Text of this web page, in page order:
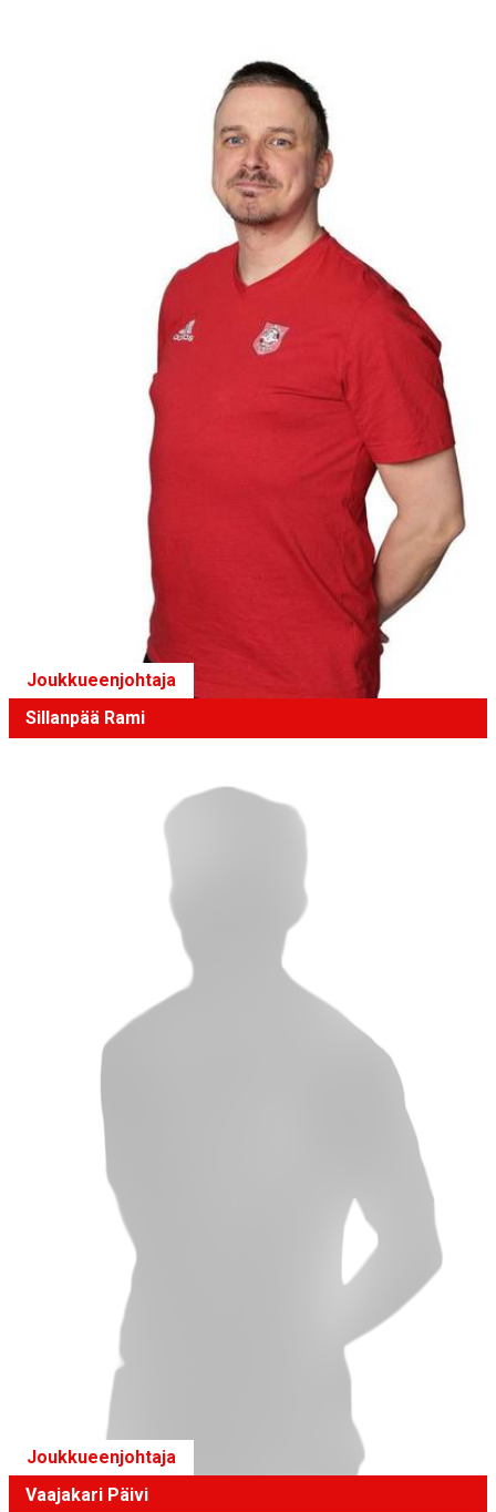
Joukkueenjohtaja
Sillanpää Rami
Joukkueenjohtaja
Vaajakari Päivi